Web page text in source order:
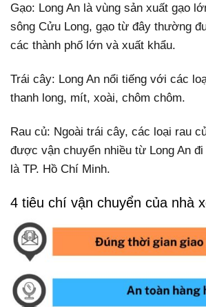
Gạo: Long An là vùng sản xuất gạo
sông Cửu Long, gạo từ đây thường
các thành phố lớn và xuất khẩu.
Trái cây: Long An nổi tiếng với các
thanh long, mít, xoài, chôm chôm.
Rau củ: Ngoài trái cây, các loại rau
được vận chuyển nhiều từ Long An
là TP. Hồ Chí Minh.
4 tiêu chí vận chuyển của nhà